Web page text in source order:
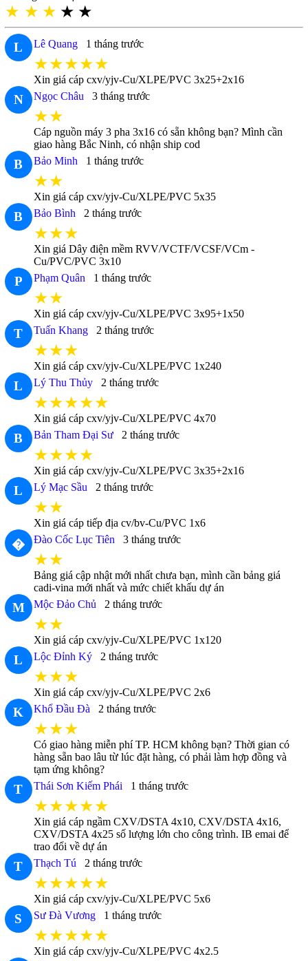
★ ★ ★ ★ ★
L Lê Quang 1 tháng trước
★★★★★
Xin giá cáp cxv/yjv-Cu/XLPE/PVC 3x25+2x16
N Ngọc Châu 3 tháng trước
★★
Cáp nguồn máy 3 pha 3x16 có sẵn không bạn? Mình cần
giao hàng Bắc Ninh, có nhận ship cod
B Bảo Minh 1 tháng trước
★★
Xin giá cáp cxv/yjv-Cu/XLPE/PVC 5x35
B Bảo Bình 2 tháng trước
★★★
Xin giá Dây điện mềm RVV/VCTF/VCSF/VCm -
Cu/PVC/PVC 3x10
P Phạm Quân 1 tháng trước
★★
Xin giá cáp cxv/yjv-Cu/XLPE/PVC 3x95+1x50
T Tuấn Khang 2 tháng trước
★★★
Xin giá cáp cxv/yjv-Cu/XLPE/PVC 1x240
L Lý Thu Thủy 2 tháng trước
★★★★★
Xin giá cáp cxv/yjv-Cu/XLPE/PVC 4x70
B Bản Tham Đại Sư 2 tháng trước
★★★★
Xin giá cáp cxv/yjv-Cu/XLPE/PVC 3x35+2x16
L Lý Mạc Sầu 2 tháng trước
★★
Xin giá cáp tiếp địa cv/bv-Cu/PVC 1x6
� Đào Cốc Lục Tiên 3 tháng trước
★★
Bảng giá cập nhật mới nhất chưa bạn, mình cần bảng giá
cadi-vina mới nhất và mức chiết khấu dự án
M Mộc Đảo Chủ 2 tháng trước
★★
Xin giá cáp cxv/yjv-Cu/XLPE/PVC 1x120
L Lộc Đỉnh Ký 2 tháng trước
★★★
Xin giá cáp cxv/yjv-Cu/XLPE/PVC 2x6
K Khổ Đầu Đà 2 tháng trước
★★★
Có giao hàng miễn phí TP. HCM không bạn? Thời gian có
hàng sẵn bao lâu từ lúc đặt hàng, có phải làm hợp đồng và
tạm ứng không?
T Thái Sơn Kiếm Phái 1 tháng trước
★★★★★
Xin giá cáp ngầm CXV/DSTA 4x10, CXV/DSTA 4x16,
CXV/DSTA 4x25 số lượng lớn cho công trình. IB emai để
trao đổi về dự án
T Thạch Tú 2 tháng trước
★★★★★
Xin giá cáp cxv/yjv-Cu/XLPE/PVC 5x6
S Sư Đà Vương 1 tháng trước
★★★★★
Xin giá cáp cxv/yjv-Cu/XLPE/PVC 4x2.5